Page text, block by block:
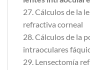
27. Cálculos de la
refractiva corneal
28. Cálculos de la
intraoculares
29. Lensectomía